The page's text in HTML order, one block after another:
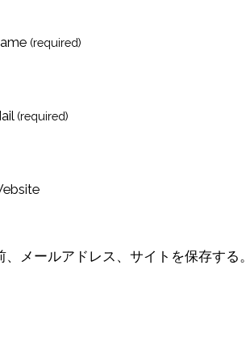
(required)
(required)
メールアドレス、サイトを保存する。